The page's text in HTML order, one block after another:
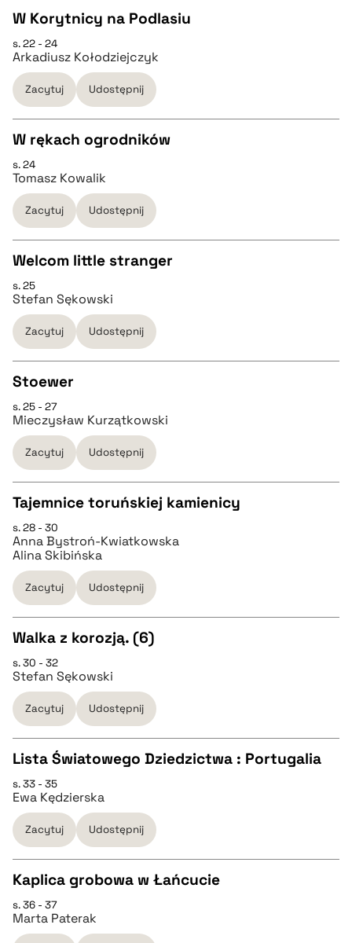
BIBTEX
pobierz cytat
CZYSTY TEKST
pobierz cytat
BIBTEX
pobierz cytat
W Korytnicy na Podlasiu
s. 22 - 24
Arkadiusz Kołodziejczyk
Zacytuj Udostępnij
CZYSTY TEKST
pobierz cytat
BIBTEX
pobierz cytat
W rękach ogrodników
s. 24
Tomasz Kowalik
Zacytuj Udostępnij
CZYSTY TEKST
pobierz cytat
BIBTEX
pobierz cytat
Welcom little stranger
s. 25
Stefan Sękowski
Zacytuj Udostępnij
CZYSTY TEKST
pobierz cytat
BIBTEX
pobierz cytat
Stoewer
s. 25 - 27
Mieczysław Kurzątkowski
Zacytuj Udostępnij
CZYSTY TEKST
pobierz cytat
pobierz cytat
Tajemnice toruńskiej kamienicy
s. 28 - 30
Anna Bystroń-Kwiatkowska
Alina Skibińska
Zacytuj Udostępnij
CZYSTY TEKST
pobierz cytat
BIBTEX
pobierz cytat
Walka z korozją. (6)
s. 30 - 32
Stefan Sękowski
Zacytuj Udostępnij
CZYSTY TEKST
pobierz cytat
BIBTEX
pobierz cytat
Lista Światowego Dziedzictwa : Portugalia
s. 33 - 35
Ewa Kędzierska
Zacytuj Udostępnij
CZYSTY TEKST
Kaplica grobowa w Łańcucie
s. 36 - 37
Marta Paterak